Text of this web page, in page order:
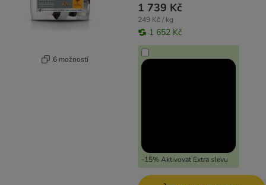
6 možností
1 739 Kč
249 Kč / kg
1 652 Kč
-15% Aktivovat Extra slevu